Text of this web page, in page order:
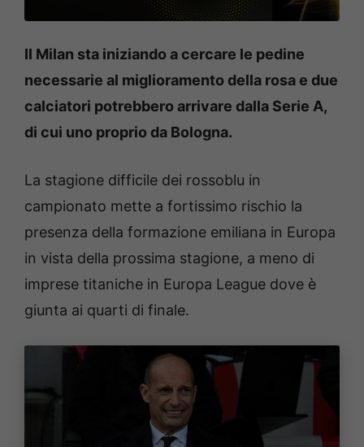
Il Milan sta iniziando a cercare le pedine
necessarie al miglioramento della rosa e due
calciatori potrebbero arrivare dalla Serie A,
di cui uno proprio da Bologna.
La stagione difficile dei rossoblu in
campionato mette a fortissimo rischio la
presenza della formazione emiliana in Europa
in vista della prossima stagione, a meno di
imprese titaniche in Europa League dove è
giunta ai quarti di finale.